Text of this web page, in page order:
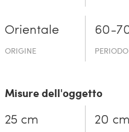
Orientale
ORIGINE
60-
PERIODO
Misure dell'oggetto
25 cm 20 cm